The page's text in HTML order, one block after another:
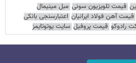
قیمت تلویزیون سونی مبل مینیمال
قیمت آهن فولاد ایرانیان اعتبارسنجی بانکی
رادوکو قیمت پروفیل سایت یوتوتایمز